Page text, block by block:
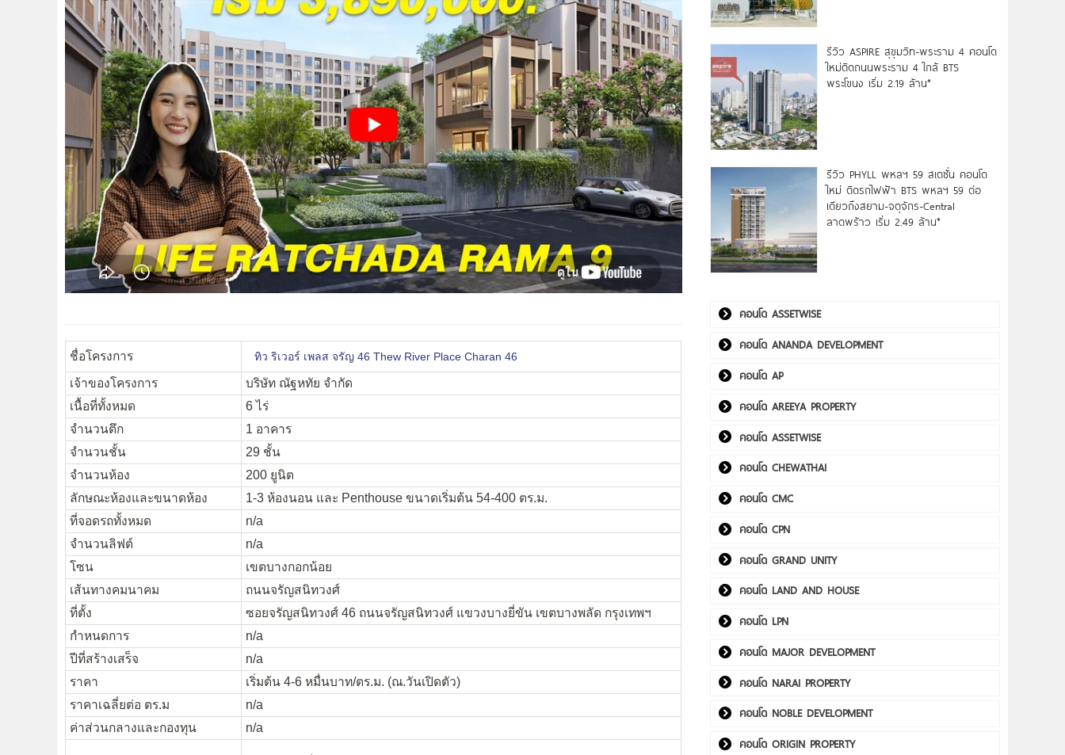
ชื่อโครงการ ทิว ริเวอร์ เพลส จรัญ 46 Thew River Place Charan 46
เจ้าของโครงการ
บริษัท ณัฐหทัย จำกัด
เนื้อที่ทั้งหมด
6 ไร่
จำนวนตึก
1 อาคาร
จำนวนชั้น
29 ชั้น
จำนวนห้อง
200 ยูนิต
ลักษณะห้องและขนาดห้อง
1-3 ห้องนอน และ Penthouse ขนาดเริ่มต้น 54-400 ตร.ม.
ที่จอดรถทั้งหมด
n/a
จำนวนลิฟต์
n/a
โซน
เขตบางกอกน้อย
เส้นทางคมนาคม
ถนนจรัญสนิทวงศ์
ที่ตั้ง
ซอยจรัญสนิทวงศ์ 46 ถนนจรัญสนิทวงศ์ แขวงบางยี่ขัน เขตบางพลัด กรุงเทพฯ
กำหนดการ
n/a
ปีที่สร้างเสร็จ
n/a
ราคา
เริ่มต้น 4-6 หมื่นบาท/ตร.ม. (ณ.วันเปิดตัว)
ราคาเฉลี่ยต่อ ตร.ม
n/a
ค่าส่วนกลางและกองทุน
n/a
รีวิว ASPIRE สุขุมวิท-พระราม 4 คอนโด
ใหม่ติดถนนพระราม 4 ใกล้ BTS
พระโขนง เริ่ม 2.19 ล้าน*
รีวิว PHYLL พหลฯ 59 สเตชั่น คอนโด
ใหม่ ติดรถไฟฟ้า BTS พหลฯ 59 ต่อ
เดียวถึงสยาม-จตุจักร-Central
ลาดพร้าว เริ่ม 2.49 ล้าน*
คอนโด ASSETWISE
คอนโด ANANDA DEVELOPMENT
คอนโด AP
คอนโด AREEYA PROPERTY
คอนโด ASSETWISE
คอนโด CHEWATHAI
คอนโด CMC
คอนโด CPN
คอนโด GRAND UNITY
คอนโด LAND AND HOUSE
คอนโด LPN
คอนโด MAJOR DEVELOPMENT
คอนโด NARAI PROPERTY
คอนโด NOBLE DEVELOPMENT
คอนโด ORIGIN PROPERTY